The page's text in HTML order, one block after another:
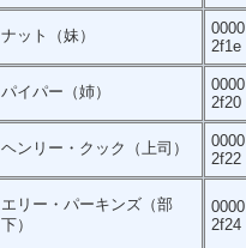
ナット（妹）
0000
2f1e
パイパー（姉）
0000
2f20
ヘンリー・クック（上司）
0000
2f22
エリー・パーキンズ（部
下）
0000
2f24